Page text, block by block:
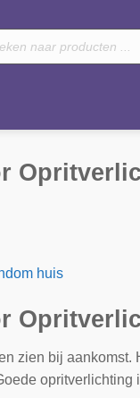
huis
zien bij